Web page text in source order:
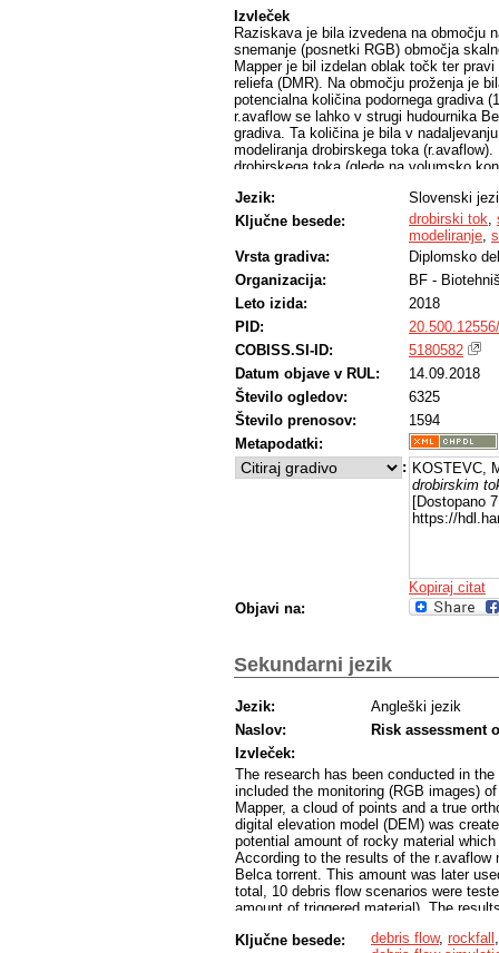
Izvleček
Raziskava je bila izvedena na območju
snemanje (posnetki RGB) območja
Mapper je bil izdelan oblak točk ter
reliefa (DMR). Na območju proženja je
potencialna količina podornega gradiva
r.avaflow se lahko v strugi hudournika
gradiva. Ta količina je bila v
modeliranja drobirskega toka
drobirskega toka (glede na volumsko
nastanka drobirskega toka, ki lahko
Jezik:
Slovenski
Ključne besede:
drobirski tok,
modeliranje,
Vrsta gradiva:
Diplomsko
Organizacija:
BF -
Leto izida:
2018
PID:
COBISS.SI-ID:
5180582
Datum objave v RUL:
14.09.2018
Število ogledov:
6325
Število prenosov:
1594
Metapodatki:
: KOSTEVC,
drobirskim
[Dostopano
https://
Kopiraj citat
Objavi na:
Sekundarni jezik
Jezik:
Angleški jezik
Naslov:
Risk assessment
Izvleček:
The research has been conducted in
included the monitoring (RGB images)
Mapper, a cloud of points and a true
digital elevation model (DEM) was
potential amount of rocky material
According to the results of the
Belca torrent. This amount was later
total, 10 debris flow scenarios were
amount of triggered material). The
Belca settlement.
Ključne besede: debris flow, rockfall